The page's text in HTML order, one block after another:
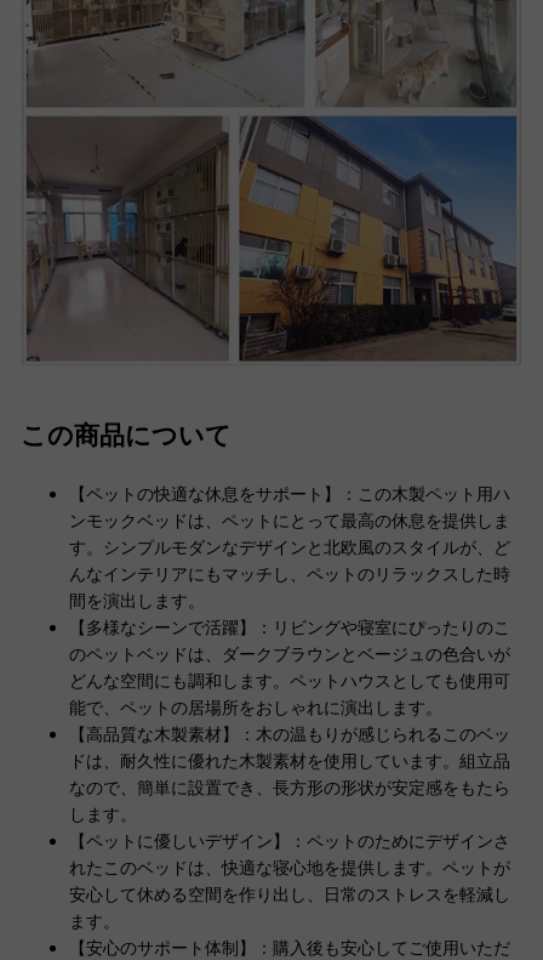
この商品について
【ペットの快適な休息をサポート】：この木製ペット用ハ
ンモックベッドは、ペットにとって最高の休息を提供しま
す。シンプルモダンなデザインと北欧風のスタイルが、ど
んなインテリアにもマッチし、ペットのリラックスした時
間を演出します。
【多様なシーンで活躍】：リビングや寝室にぴったりのこ
のペットベッドは、ダークブラウンとベージュの色合いが
どんな空間にも調和します。ペットハウスとしても使用可
能で、ペットの居場所をおしゃれに演出します。
【高品質な木製素材】：木の温もりが感じられるこのベッ
ドは、耐久性に優れた木製素材を使用しています。組立品
なので、簡単に設置でき、長方形の形状が安定感をもたら
します。
【ペットに優しいデザイン】：ペットのためにデザインさ
れたこのベッドは、快適な寝心地を提供します。ペットが
安心して休める空間を作り出し、日常のストレスを軽減し
ます。
【安心のサポート体制】：購入後も安心してご使用いただ